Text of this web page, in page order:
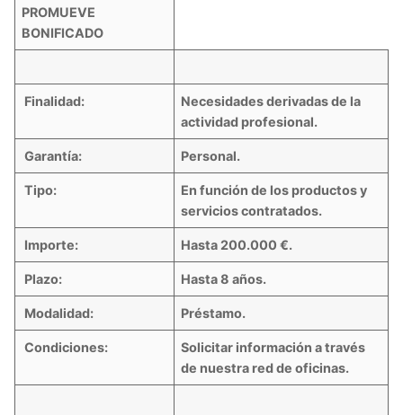
PROMUEVE
BONIFICADO
Finalidad:
Necesidades derivadas de la
actividad profesional.
Garantía: Personal.
Tipo:
En función de los productos y
servicios contratados.
Importe: Hasta 200.000 €.
Plazo: Hasta 8 años.
Modalidad: Préstamo.
Condiciones:
Solicitar información a través
de nuestra red de oficinas.